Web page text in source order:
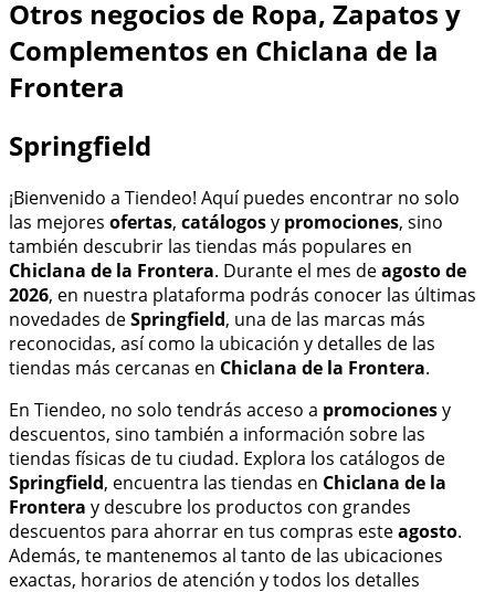
Otros negocios de Ropa, Zapatos y
Complementos en Chiclana de la
Frontera
Springfield
¡Bienvenido a Tiendeo! Aquí puedes encontrar no solo
las mejores ofertas, catálogosy promociones, sino
también descubrir las tiendas más populares en
Chiclana de la Frontera. Durante el mes deagosto de
2026, en nuestra plataforma podrás conocer las últimas
novedades deSpringfield, una de las marcas más
reconocidas, así como la ubicación y detalles de las
tiendas más cercanas en Chiclana de la Frontera.
En Tiendeo, no solo tendrás acceso a promocionesy
descuentos, sino también a información sobre las
tiendas físicas de tu ciudad. Explora los catálogos de
Springfield, encuentra las tiendas en Chiclana de la
Frontera y descubre los productos con grandes
descuentos para ahorrar en tus compras esteagosto.
Además, te mantenemos al tanto de las ubicaciones
exactas, horarios de atención y todos los detalles